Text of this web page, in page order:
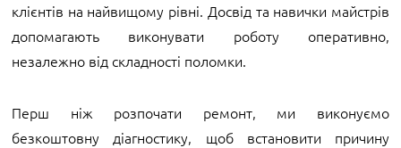
клієнтів на найвищому рівні. Досвід та навички майстрів
допомагають виконувати роботу оперативно,
незалежно від складності поломки.
Перш ніж розпочати ремонт, ми виконуємо
безкоштовну діагностику, щоб встановити причину